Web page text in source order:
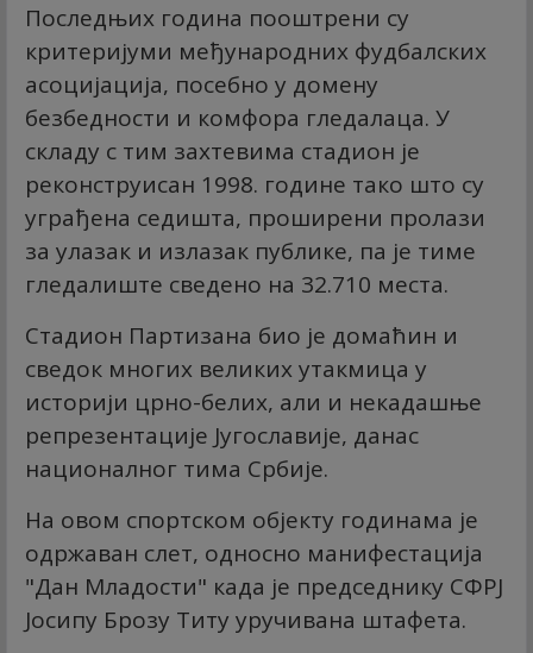
Последњих година пооштрени су
критеријуми међународних фудбалских
асоцијација, посебно у домену
безбедности и комфора гледалаца. У
складу с тим захтевима стадион је
реконструисан 1998. године тако што су
уграђена седишта, проширени пролази
за улазак и излазак публике, па је тиме
гледалиште сведено на 32.710 места.
Стадион Партизана био је домаћин и
сведок многих великих утакмица у
историји црно-белих, али и некадашње
репрезентације Југославије, данас
националног тима Србије.
На овом спортском објекту годинама је
одржаван слет, односно манифестација
"Дан Младости" када је председнику СФРЈ
Јосипу Брозу Титу уручивана штафета.